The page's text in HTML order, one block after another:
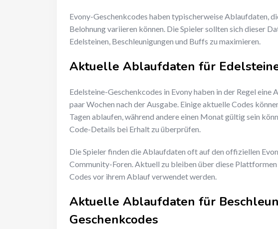
Evony-Geschenkcodes haben typischerweise Ablaufdaten,
Belohnung variieren können. Die Spieler sollten sich dieser
Edelsteinen, Beschleunigungen und Buffs zu maximieren.
Aktuelle Ablaufdaten für
Edelsteine-Geschenkcodes in Evony haben in der Regel eine
paar Wochen nach der Ausgabe. Einige aktuelle Codes
Tagen ablaufen, während andere einen Monat gültig sein
Code-Details bei Erhalt zu überprüfen.
Die Spieler finden die Ablaufdaten oft auf den offiziellen
Community-Foren. Aktuell zu bleiben über diese Plattformen
Codes vor ihrem Ablauf verwendet werden.
Aktuelle Ablaufdaten für
Geschenkcodes